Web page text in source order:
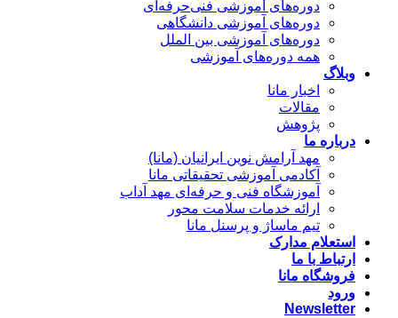
دوره‌های آموزشی فنی‌حرفه‌ای
دوره‌های آموزشی دانشگاهی
دوره‌های آموزشی بین الملل
همه دوره‌های آموزشی
وبلاگ
اخبار مانا
مقالات
پژوهش
درباره ما
مهد آرامش نوین ایرانیان (مانا)
آکادمی آموزشی تحقیقاتی مانا
آموزشگاه فنی و حرفه‌ای مهد آداب
ارائه خدمات سلامت محور
تیم ماساژ و پرسنل مانا
استعلام مدارک
ارتباط با ما
فروشگاه مانا
ورود
Newsletter